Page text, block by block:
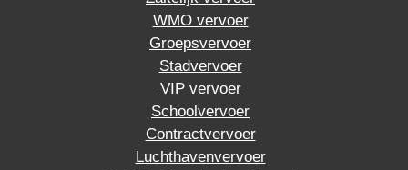
WMO vervoer
Groepsvervoer
Stadvervoer
VIP vervoer
Schoolvervoer
Contractvervoer
Luchthavenvervoer